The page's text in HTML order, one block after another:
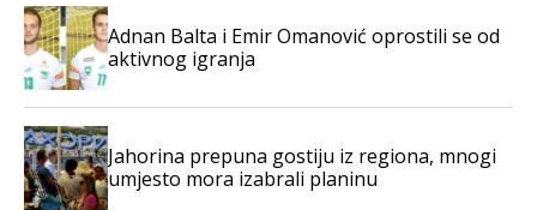
Adnan Balta i Emir Omanović oprostili se od
aktivnog igranja
Jahorina prepuna gostiju iz regiona, mnogi
umjesto mora izabrali planinu